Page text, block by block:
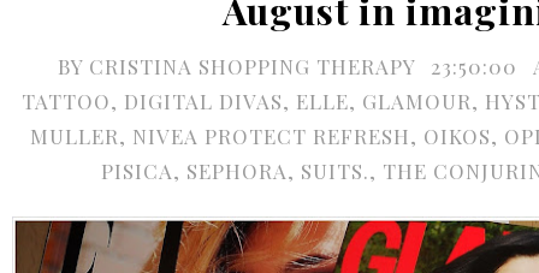
August in
BY CRISTINA SHOPPING THERAPY 23:50:00
TATTOO, DIGITAL DIVAS, ELLE, GLAMOUR,
MULLER, NIVEA PROTECT REFRESH, OIKOS,
PISICA, SEPHORA, SUITS., THE